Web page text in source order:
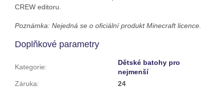
CREW editoru.
Poznámka: Nejedná se o oficiální produkt Minecraft licence.
Doplňkové parametry
Kategorie:
Dětské batohy pro
nejmenší
Záruka:
24